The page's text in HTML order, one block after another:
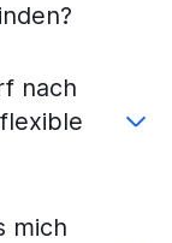
nach
mich